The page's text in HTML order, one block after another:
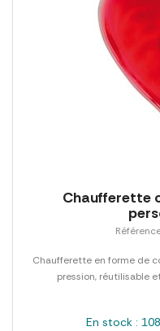
Chaufferette
Chaufferette en forme de
pression, réutilisable
En stock :